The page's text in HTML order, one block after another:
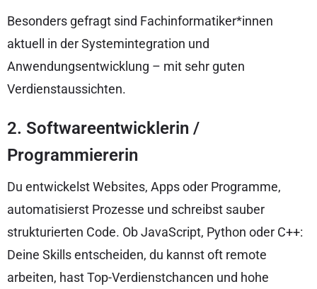
Besonders gefragt sind Fachinformatiker*innen
aktuell in der Systemintegration und
Anwendungsentwicklung – mit sehr guten
Verdienstaussichten.
2. Softwareentwicklerin /
Programmiererin
Du entwickelst Websites, Apps oder Programme,
automatisierst Prozesse und schreibst sauber
strukturierten Code. Ob JavaScript, Python oder C++:
Deine Skills entscheiden, du kannst oft remote
arbeiten, hast Top-Verdienstchancen und hohe